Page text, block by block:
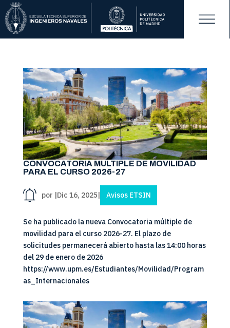
CONVOCATORIA MÚLTIPLE DE MOVILIDAD
PARA EL CURSO 2026-27
por Dic 16, 2025 Avisos ETSIN
Se ha publicado la nueva Convocatoria múltiple de
movilidad para el curso 2026-27. El plazo de
solicitudes permanecerá abierto hasta las 14:00 horas
del 29 de enero de 2026
https://www.upm.es/Estudiantes/Movilidad/Program
as_Internacionales